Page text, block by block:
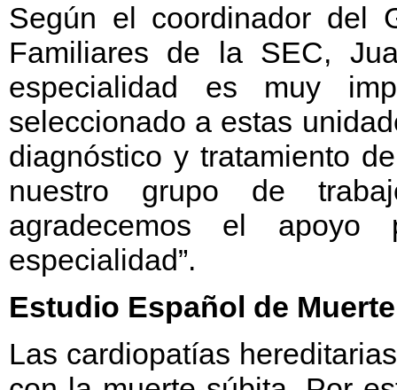
Según el coordinador del
Familiares de la SEC,
especialidad es muy
seleccionado a estas
diagnóstico y tratamiento
nuestro grupo de
agradecemos el
especialidad”.
Estudio Español de
Las cardiopatías